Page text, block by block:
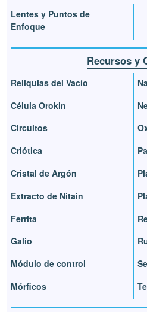
Lentes y Puntos de
Enfoque
Recursos y
Reliquias del Vacío
Célula Orokin
Circuitos
Criótica
Cristal de Argón
Extracto de Nitain
Ferrita
Galio
Módulo de control
Mórficos